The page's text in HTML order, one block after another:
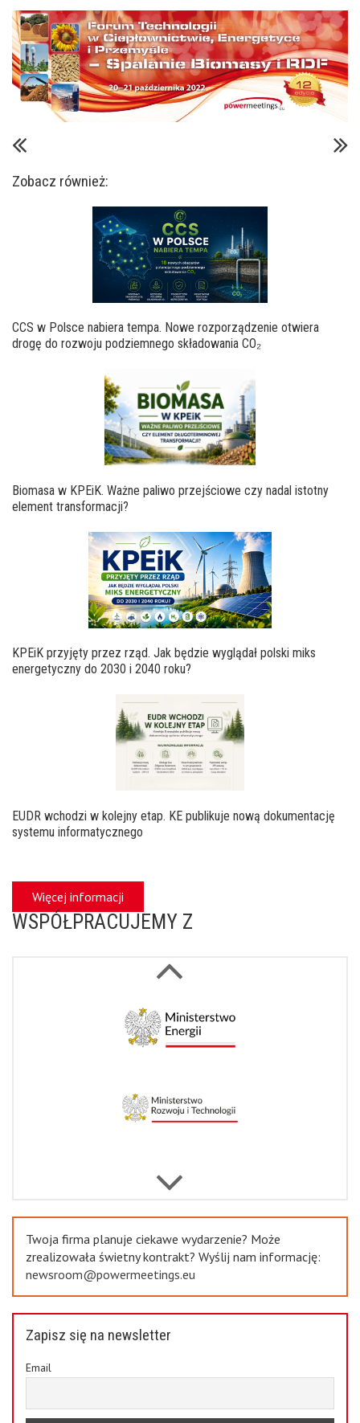
Zobacz również:
CCS w Polsce nabiera tempa. Nowe rozporządzenie otwiera
drogę do rozwoju podziemnego składowania CO₂
Biomasa w KPEiK. Ważne paliwo przejściowe czy nadal istotny
element transformacji?
KPEiK przyjęty przez rząd. Jak będzie wyglądał polski miks
energetyczny do 2030 i 2040 roku?
EUDR wchodzi w kolejny etap. KE publikuje nową dokumentację
systemu informatycznego
Więcej informacji
WSPÓŁPRACUJEMY Z
Twoja firma planuje ciekawe wydarzenie? Może
zrealizowała świetny kontrakt? Wyślij nam informację:
newsroom@powermeetings.eu
Zapisz się na newsletter
Email